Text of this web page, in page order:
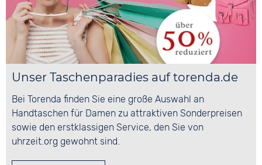
Unser Taschenparadies auf torenda.de
Bei Torenda finden Sie eine große Auswahl an
Handtaschen für Damen zu attraktiven Sonderpreisen
sowie den erstklassigen Service, den Sie von
uhrzeit.org gewohnt sind.